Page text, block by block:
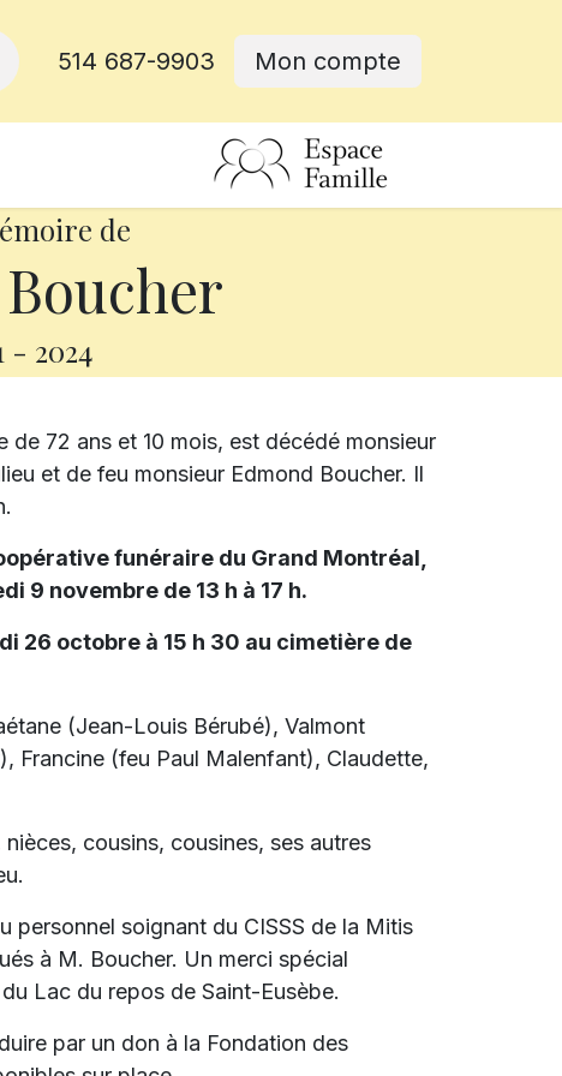
514 687-9903 Mon compte
de
- 2024
de 72 ans et 10 mois, est décédé monsieur
et de feu monsieur Edmond Boucher. Il
funéraire du Grand Montréal,
9 novembre de 13 h à 17 h.
26 octobre à 15 h 30 au cimetière de
(Jean-Louis Bérubé), Valmont
Francine (feu Paul Malenfant), Claudette,
cousins, cousines, ses autres
personnel soignant du CISSS de la Mitis
à M. Boucher. Un merci spécial
Lac du repos de Saint-Eusèbe.
par un don à la Fondation des